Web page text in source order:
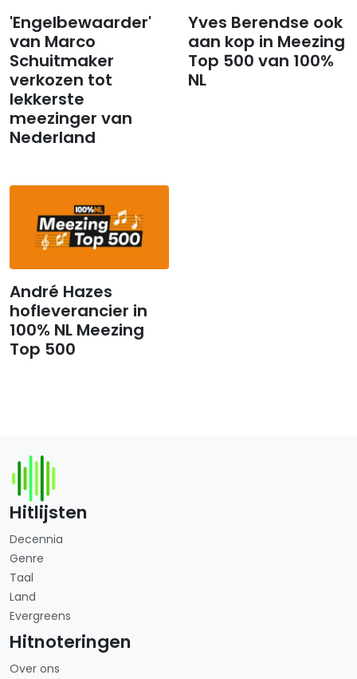
'Engelbewaarder'
van Marco
Schuitmaker
verkozen tot
lekkerste
meezinger van
Nederland
Yves Berendse ook
aan kop in Meezing
Top 500 van 100%
NL
André Hazes
hofleverancier in
100% NL Meezing
Top 500
Hitlijsten
Decennia
Genre
Taal
Land
Evergreens
Hitnoteringen
Over ons